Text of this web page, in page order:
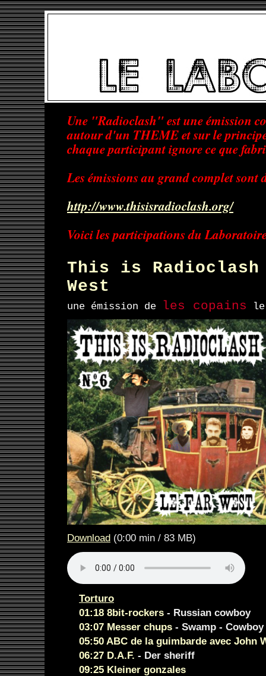
Une "Radioclash" est une émission
autour d'un THEME et sur le
chaque participant ignore ce que
Les émissions au grand complet sont
http://www.thisisradioclash.org/
Voici les participations du
This is
West
une émission de les copains le
Download (0:00 min / 83 MB)
Torturo
01:18 8bit-rockers - Russian cowboy
03:07 Messer chups - Swamp - Cowboy
05:50 ABC de la guimbarde avec John
06:27 D.A.F. - Der sheriff
09:25 Kleiner gonzales